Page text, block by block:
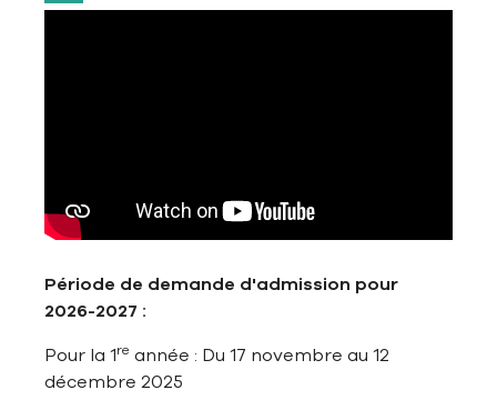
Période de demande d'admission pour
2026-2027 :
Pour la 1re année : Du 17 novembre au 12
décembre 2025